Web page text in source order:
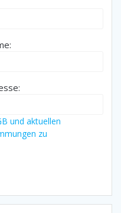
und aktuellen
zu